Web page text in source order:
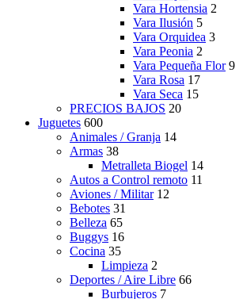
Vara Hortensia 2
Vara Ilusión 5
Vara Orquidea 3
Vara Peonia 2
Vara Pequeña Flor 9
Vara Rosa 17
Vara Seca 15
PRECIOS BAJOS 20
Juguetes 600
Animales / Granja 14
Armas 38
Metralleta Biogel 14
Autos a Control remoto 11
Aviones / Militar 12
Bebotes 31
Belleza 65
Buggys 16
Cocina 35
Limpieza 2
Deportes / Aire Libre 66
Burbujeros 7